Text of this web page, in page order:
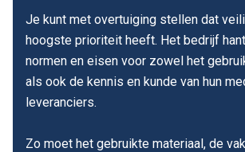
Je kunt met overtuiging stellen dat
hoogste prioriteit heeft. Het bedrijf
normen en eisen voor zowel het
als ook de kennis en kunde van hun
leveranciers.
Zo moet het gebruikte materiaal, de